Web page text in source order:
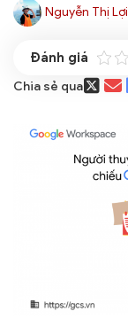
Nguyễn Thị Lợi
Chia sẻ qua